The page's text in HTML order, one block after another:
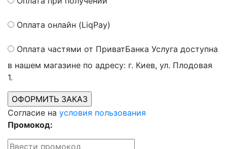
Оплата онлайн (LiqPay)
Оплата частями от ПриватБанка Услуга доступна
в нашем магазине по адресу: г. Киев, ул. Плодовая
1.
Согласие на условия пользования
Промокод: